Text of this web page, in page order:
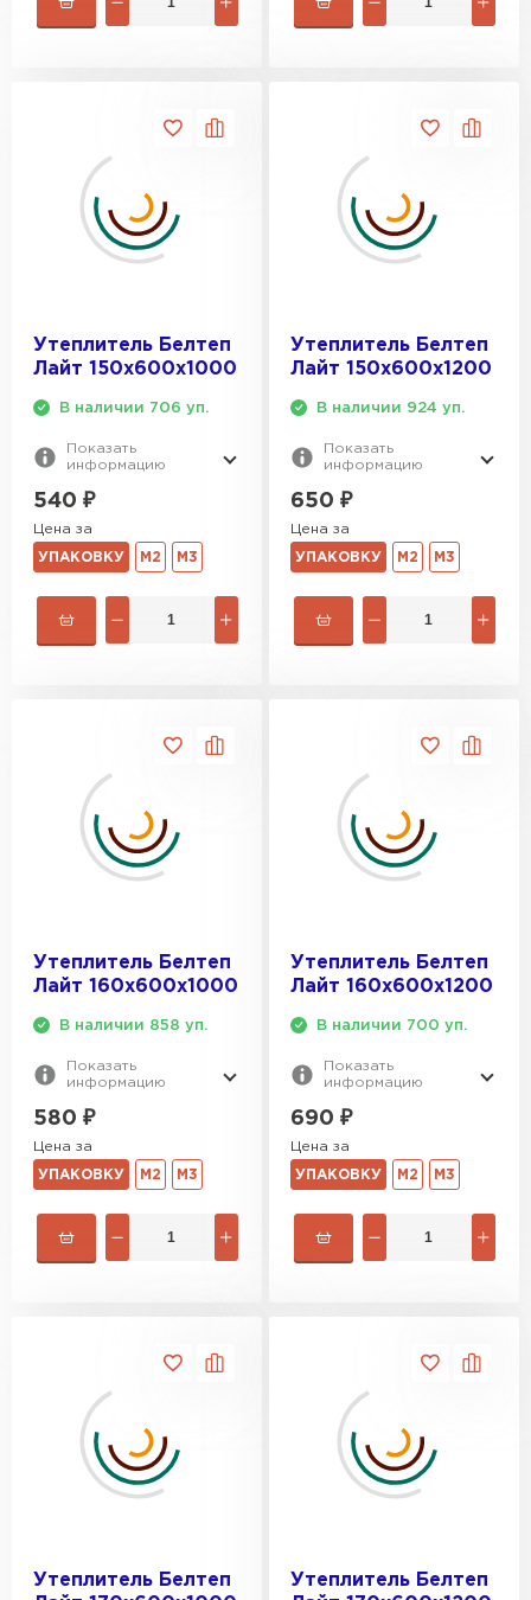
Утеплитель Белтеп
Лайт 150х600х1000
В наличии 706 уп.
Показать
информацию
540 ₽
Цена за
УПАКОВКУ М2 М3
Утеплитель Белтеп
Лайт 150х600х1200
В наличии 924 уп.
Показать
информацию
650 ₽
Цена за
УПАКОВКУ М2 М3
Утеплитель Белтеп
Лайт 160х600х1000
В наличии 858 уп.
Показать
информацию
580 ₽
Цена за
УПАКОВКУ М2 М3
Утеплитель Белтеп
Лайт 160х600х1200
В наличии 700 уп.
Показать
информацию
690 ₽
Цена за
УПАКОВКУ М2 М3
Утеплитель Белтеп
Утеплитель Белтеп